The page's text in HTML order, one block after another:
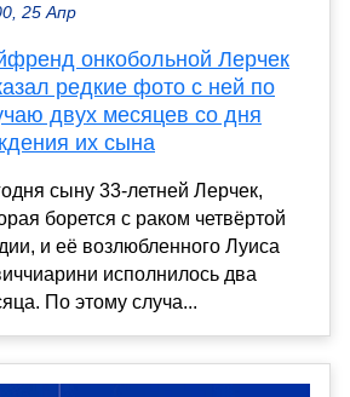
25 Апр
онкобольной Лерчек
редкие фото с ней по
двух месяцев со дня
их сына
сыну 33-летней Лерчек,
борется с раком четвёртой
и её возлюбленного Луиса
исполнилось два
По этому случа...